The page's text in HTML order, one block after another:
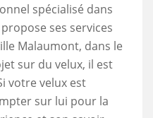
spécialisé dans
ses services
Malaumont, dans le
sur du velux, il est
votre velux est
sur lui pour la